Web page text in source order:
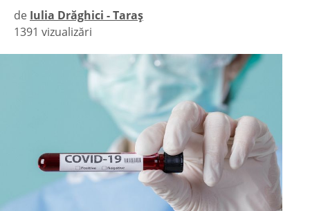
de Iulia Drăghici - Taraș
|
1391 vizualizări